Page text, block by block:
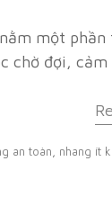
một
chờ đợi,
an toàn nhang ít